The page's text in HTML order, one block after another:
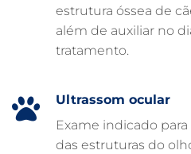
CUIDADOS INTENSIVOS EM
CLÍNICA VETERINÁRIA ARCA
CLÍNICA VETERINÁRIA 24 HORAS
estrutura óssea de
além de auxiliar no
tratamento.
Ultrassom ocular
Exame indicado
das estruturas do